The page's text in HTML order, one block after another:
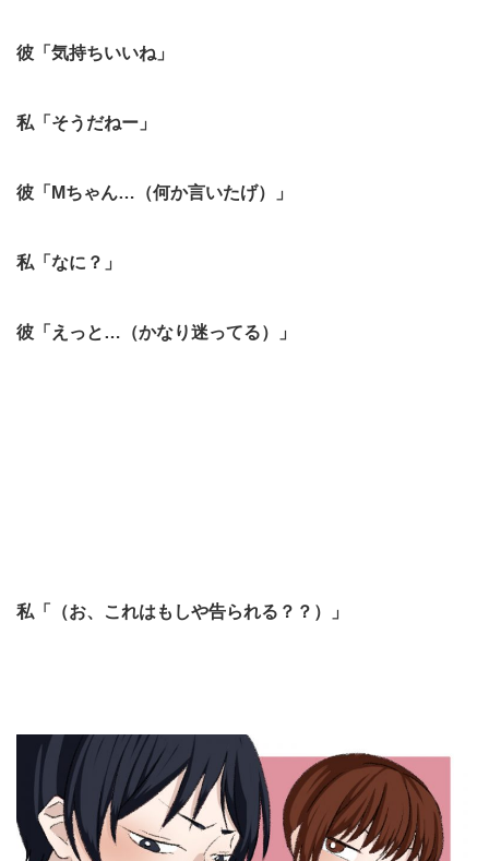
彼「気持ちいいね」
私「そうだねー」
彼「Mちゃん…（何か言いたげ）」
私「なに？」
彼「えっと…（かなり迷ってる）」
私「（お、これはもしや告られる？？）」